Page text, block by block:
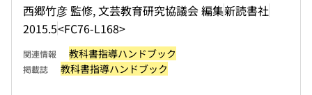
西郷竹彦 監修, 文芸教育研究協議会 編集新読書社
2015.5<FC76-L168>
関連情報 教科書指導ハンドブック
掲載誌 教科書指導ハンドブック